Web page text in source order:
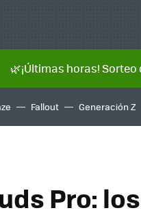
🌿¡Últimas horas!
Fallout Generación Z
Pro: